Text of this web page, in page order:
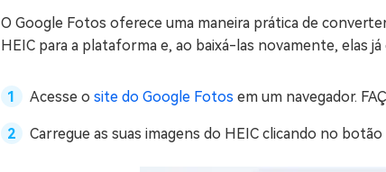
O Google Fotos oferece uma maneira prática de
HEIC para a plataforma e, ao baixá-las novamente, elas
Acesse o site do Google Fotos em um navegador.
Carregue as suas imagens do HEIC clicando no botão